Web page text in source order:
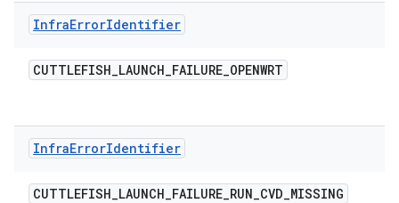
InfraErrorIdentifier
CUTTLEFISH_LAUNCH_FAILURE_OPENWRT
InfraErrorIdentifier
CUTTLEFISH_LAUNCH_FAILURE_RUN_CVD_MISSING